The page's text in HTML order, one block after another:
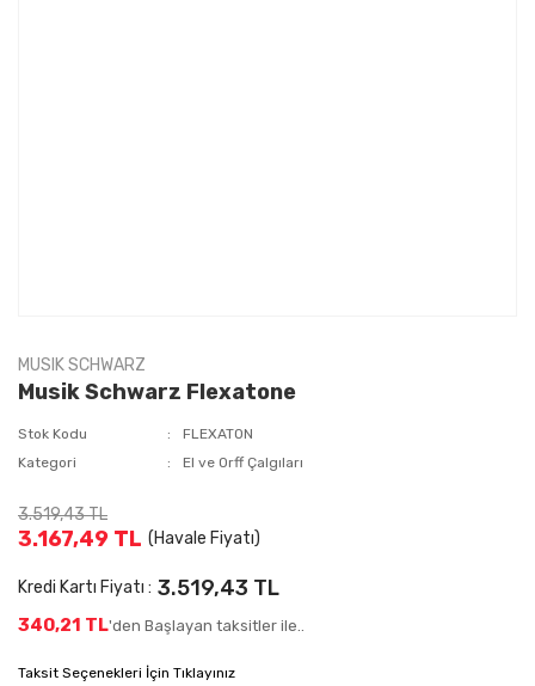
MUSIK SCHWARZ
Musik Schwarz Flexatone
Stok Kodu
FLEXATON
Kategori
El ve Orff Çalgıları
3.519,43 TL
3.167,49 TL (Havale Fiyatı)
Kredi Kartı Fiyatı : 3.519,43 TL
340,21 TL'den Başlayan taksitler ile..
Taksit Seçenekleri İçin Tıklayınız